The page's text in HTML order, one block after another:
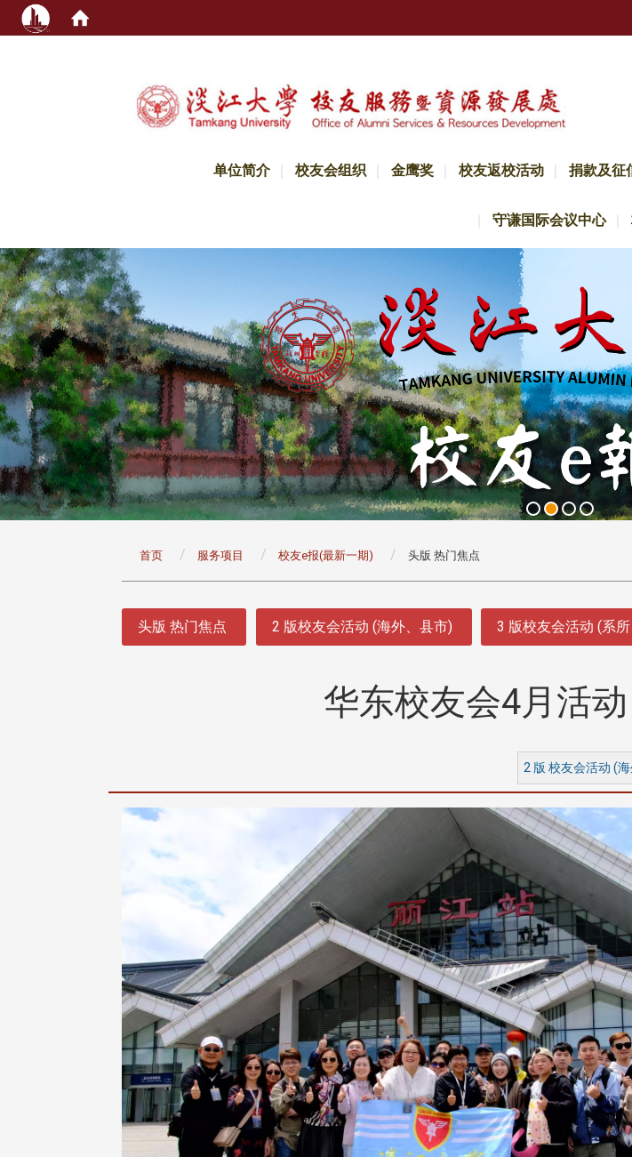
单位简介 校友会组织 金鹰奖 校友返校活动 捐款及征
守谦国际会议中心
首页 服务项目 校友e报(最新一期) 头版 热门焦点
头版 热门焦点 2 版校友会活动 (海外、县市) 3 版校友会活动 (系
华东校友会4月活动
2 版 校友会活动 (